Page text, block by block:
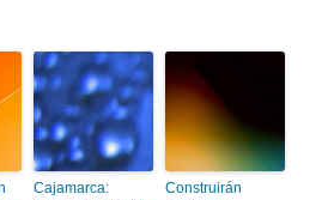
Cajamarca:
Construirán